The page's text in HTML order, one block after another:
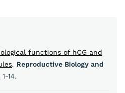
functions of hCG and
. Reproductive Biology and
14.